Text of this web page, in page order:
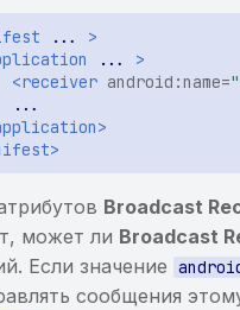
...
>
...
>
<receiver android:name=
Broadcast
может ли Broadcast
Если значение
сообщения